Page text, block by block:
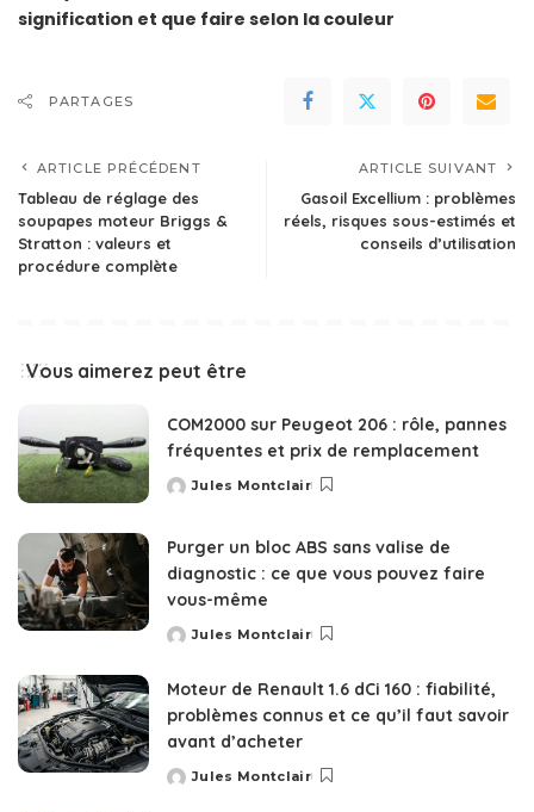
signification et que faire selon la couleur
PARTAGES
ARTICLE PRÉCÉDENT
Tableau de réglage des
soupapes moteur Briggs &
Stratton : valeurs et
procédure complète
ARTICLE SUIVANT
Gasoil Excellium : problèmes
réels, risques sous-estimés et
conseils d’utilisation
Vous aimerez peut être
COM2000 sur Peugeot 206 : rôle, pannes
fréquentes et prix de remplacement
Posted
Jules Montclair
Purger un bloc ABS sans valise de
diagnostic : ce que vous pouvez faire
vous-même
Posted
Jules Montclair
Moteur de Renault 1.6 dCi 160 : fiabilité,
problèmes connus et ce qu’il faut savoir
avant d’acheter
Posted
Jules Montclair